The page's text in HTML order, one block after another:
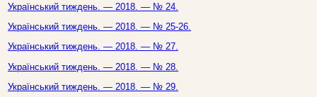
Український тиждень. — 2018. — № 24.
Український тиждень. — 2018. — № 25-26.
Український тиждень. — 2018. — № 27.
Український тиждень. — 2018. — № 28.
Український тиждень. — 2018. — № 29.